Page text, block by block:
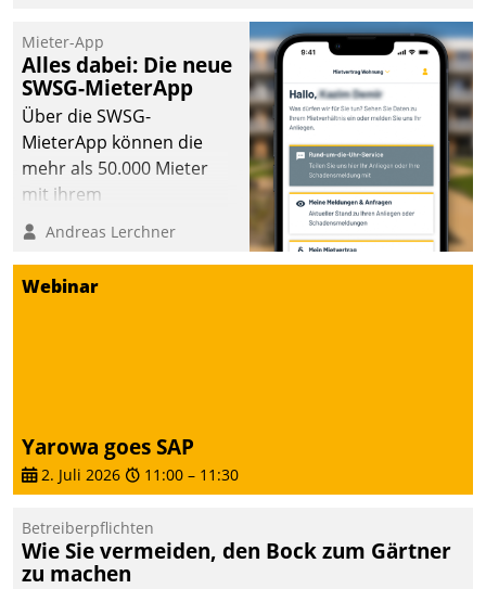
Mieter-App
Alles dabei: Die neue
SWSG-MieterApp
Über die SWSG-
MieterApp können die
mehr als 50.000 Mieter
mit ihrem
Wohnungsunternehmen
kommunizieren, auf dem
Laufenden bleiben, Daten
einsehen und ändern
Andreas Lerchner
Webinar
Yarowa goes SAP
2. Juli 2026 11:00 – 11:30
Betreiberpflichten
Wie Sie vermeiden, den Bock zum Gärtner
zu machen